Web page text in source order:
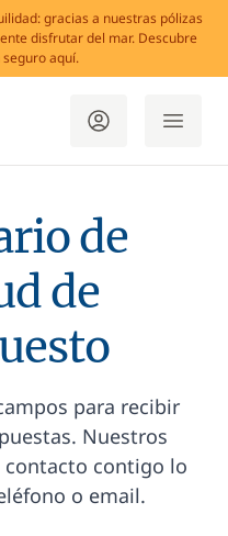
gracias a nuestras pólizas
disfrutar del mar. Descubre
aquí.
de
de
para recibir
Nuestros
contacto contigo lo
o email.